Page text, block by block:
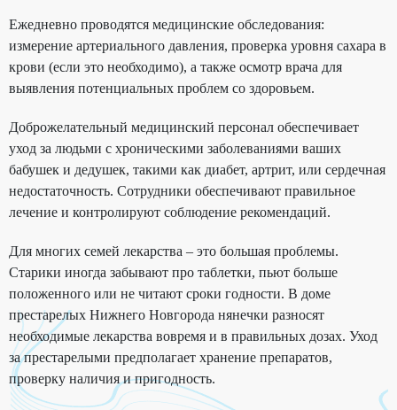
Ежедневно проводятся медицинские обследования:
измерение артериального давления, проверка уровня сахара в
крови (если это необходимо), а также осмотр врача для
выявления потенциальных проблем со здоровьем.
Доброжелательный медицинский персонал обеспечивает
уход за людьми с хроническими заболеваниями ваших
бабушек и дедушек, такими как диабет, артрит, или сердечная
недостаточность. Сотрудники обеспечивают правильное
лечение и контролируют соблюдение рекомендаций.
Для многих семей лекарства – это большая проблемы.
Старики иногда забывают про таблетки, пьют больше
положенного или не читают сроки годности. В доме
престарелых Нижнего Новгорода нянечки разносят
необходимые лекарства вовремя и в правильных дозах. Уход
за престарелыми предполагает хранение препаратов,
проверку наличия и пригодность.